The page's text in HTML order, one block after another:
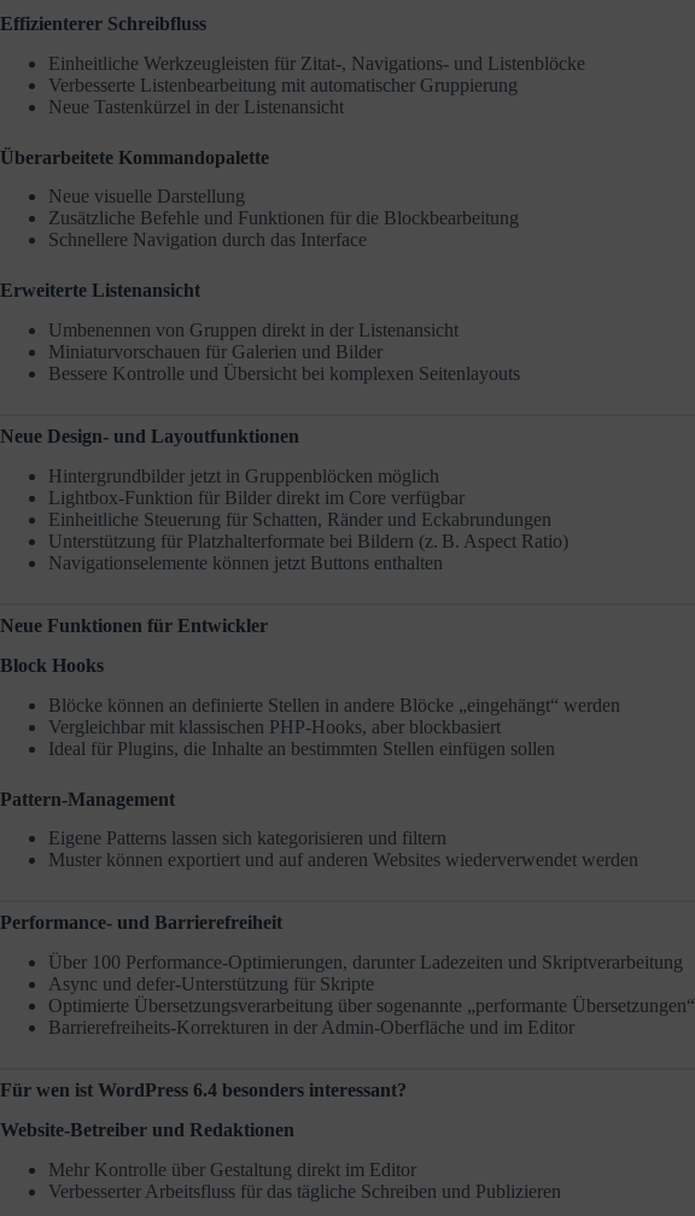
Effizienterer Schreibfluss
Einheitliche Werkzeugleisten für Zitat-, Navigations- und Listenblöcke
Verbesserte Listenbearbeitung mit automatischer Gruppierung
Neue Tastenkürzel in der Listenansicht
Überarbeitete Kommandopalette
Neue visuelle Darstellung
Zusätzliche Befehle und Funktionen für die Blockbearbeitung
Schnellere Navigation durch das Interface
Erweiterte Listenansicht
Umbenennen von Gruppen direkt in der Listenansicht
Miniaturvorschauen für Galerien und Bilder
Bessere Kontrolle und Übersicht bei komplexen Seitenlayouts
Neue Design- und Layoutfunktionen
Hintergrundbilder jetzt in Gruppenblöcken möglich
Lightbox-Funktion für Bilder direkt im Core verfügbar
Einheitliche Steuerung für Schatten, Ränder und Eckabrundungen
Unterstützung für Platzhalterformate bei Bildern (z. B. Aspect Ratio)
Navigationselemente können jetzt Buttons enthalten
Neue Funktionen für Entwickler
Block Hooks
Blöcke können an definierte Stellen in andere Blöcke „eingehängt“ werden
Vergleichbar mit klassischen PHP-Hooks, aber blockbasiert
Ideal für Plugins, die Inhalte an bestimmten Stellen einfügen sollen
Pattern-Management
Eigene Patterns lassen sich kategorisieren und filtern
Muster können exportiert und auf anderen Websites wiederverwendet werden
Performance- und Barrierefreiheit
Über 100 Performance-Optimierungen, darunter Ladezeiten und Skriptverarbeitung
Async und defer-Unterstützung für Skripte
Optimierte Übersetzungsverarbeitung über sogenannte „performante Übersetzungen“
Barrierefreiheits-Korrekturen in der Admin-Oberfläche und im Editor
Für wen ist WordPress 6.4 besonders interessant?
Website-Betreiber und Redaktionen
Mehr Kontrolle über Gestaltung direkt im Editor
Verbesserter Arbeitsfluss für das tägliche Schreiben und Publizieren